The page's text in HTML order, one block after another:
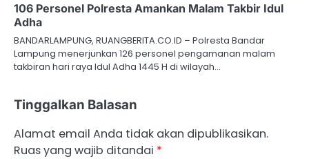
106 Personel Polresta Amankan Malam Takbir Idul
Adha
BANDARLAMPUNG, RUANGBERITA.CO.ID – Polresta Bandar
Lampung menerjunkan 126 personel pengamanan malam
takbiran hari raya Idul Adha 1445 H di wilayah…
Tinggalkan Balasan
Alamat email Anda tidak akan dipublikasikan.
Ruas yang wajib ditandai *